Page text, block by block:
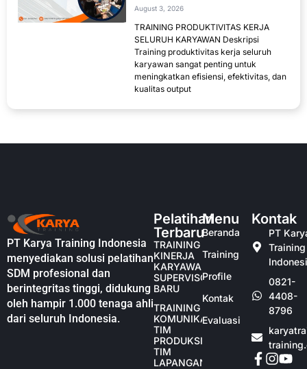
August 3, 2026
TRAINING PRODUKTIVITAS KERJA
SELURUH KARYAWAN Deskripsi
Training produktivitas kerja seluruh
karyawan sangat penting untuk
meningkatkan efisiensi, efektivitas, dan
kualitas output
PT Karya Training Indonesia
menyediakan solusi pelatihan
SDM profesional dan
berintegritas tinggi, didukung
oleh hampir 1.000 tenaga ahli
dari seluruh Indonesia.
Pelatihan
Terbaru
TRAINING
KINERJA
KARYAWAN
SUPERVISOR
BARU
TRAINING
KOMUNIKASI
TIM
PRODUKSI
TIM
LAPANGAN
Menu
Beranda
Training
Profile
Kontak
Evaluasi
Kontak
PT
Training
0821-
4408-
8796